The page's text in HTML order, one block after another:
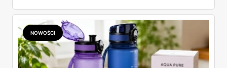
znalazłam, z cenami i terminami.
NOWOŚCI